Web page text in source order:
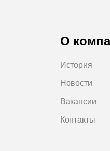
О
История
Новости
Вакансии
Контакты